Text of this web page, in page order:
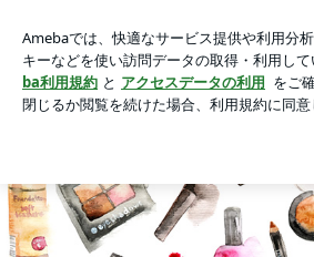
顔でハッピーるんるん気分で♡
アプリをダウンロードして ブログの更新通知
ょう。